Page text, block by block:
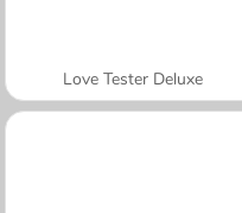
Love Tester Deluxe